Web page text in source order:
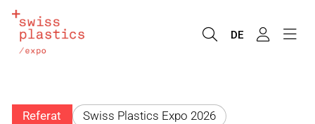
DE
Referat Swiss Plastics Expo 2026